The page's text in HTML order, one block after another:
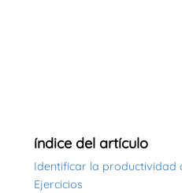
índice del artículo
Identificar la productividad
Ejercicios